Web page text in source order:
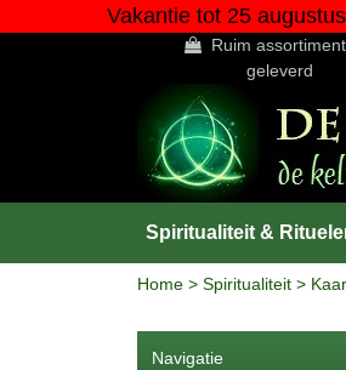
Vakantie tot 25
Ruim
Spiritualiteit &
Home > Spiritualiteit >
Navigatie